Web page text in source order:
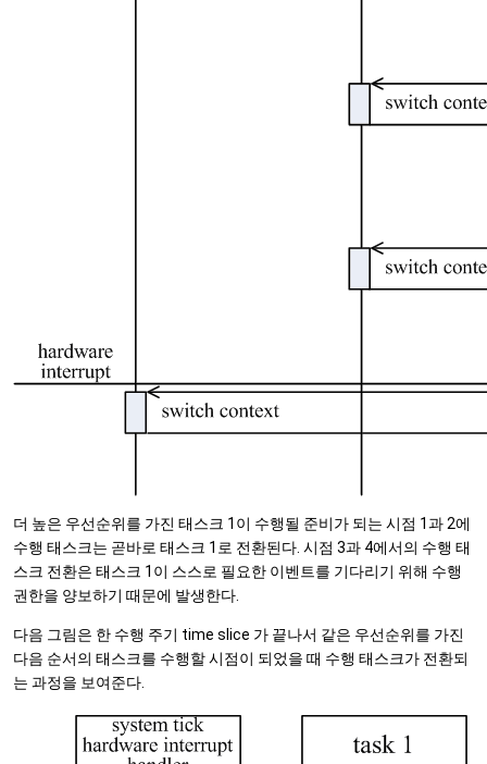
더 높은 우선순위를 가진 태스크 1이 수행될 준비가 되는 시점 1과 2에
수행 태스크는 곧바로 태스크 1로 전환된다. 시점 3과 4에서의 수행 태
스크 전환은 태스크 1이 스스로 필요한 이벤트를 기다리기 위해 수행
권한을 양보하기 때문에 발생한다.
다음 그림은 한 수행 주기 time slice 가 끝나서 같은 우선순위를 가진
다음 순서의 태스크를 수행할 시점이 되었을 때 수행 태스크가 전환되
는 과정을 보여준다.